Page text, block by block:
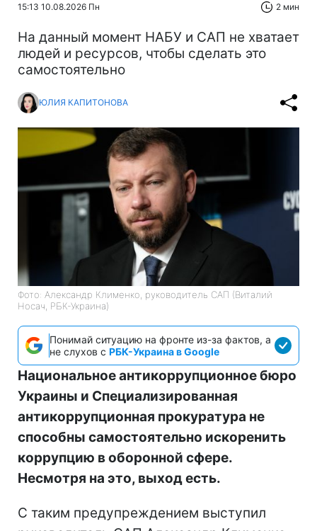
15:13 10.08.2026 Пн 2 мин
На данный момент НАБУ и САП не хватает
людей и ресурсов, чтобы сделать это
самостоятельно
ЮЛИЯ КАПИТОНОВА
Фото: Александр Клименко, руководитель САП (Виталий
Носач, РБК-Украина)
Понимай ситуацию на фронте из-за фактов, а
не слухов с РБК-Украина в Google
Национальное антикоррупционное бюро
Украины и Специализированная
антикоррупционная прокуратура не
способны самостоятельно искоренить
коррупцию в оборонной сфере.
Несмотря на это, выход есть.
С таким предупреждением выступил